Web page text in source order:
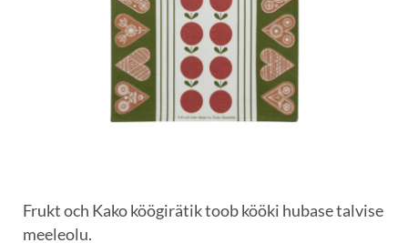
Frukt och Kako köögirätik toob kööki hubase talvise
meeleolu.